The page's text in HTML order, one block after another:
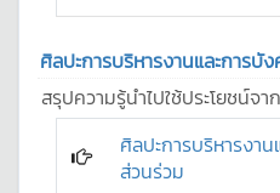
ศิลปะการบริหารงานและการ
สรุปความรู้นำไปใช้ประโยชน์จ
ศิลปะการบริหารงา
ส่วนร่วม